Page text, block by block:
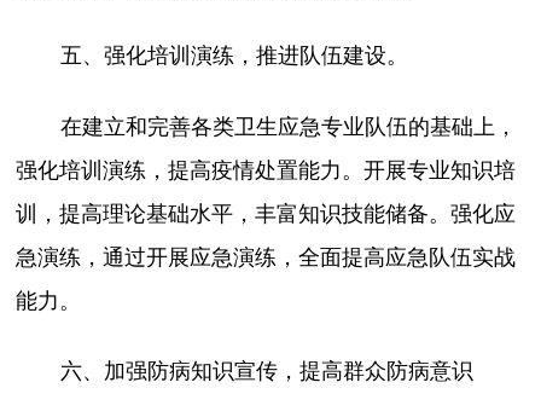
五、强化培训演练，推进队伍建设。
在建立和完善各类卫生应急专业队伍的基础上，
强化培训演练，提高疫情处置能力。开展专业知识培
训，提高理论基础水平，丰富知识技能储备。强化应
急演练，通过开展应急演练，全面提高应急队伍实战
能力。
六、加强防病知识宣传，提高群众防病意识